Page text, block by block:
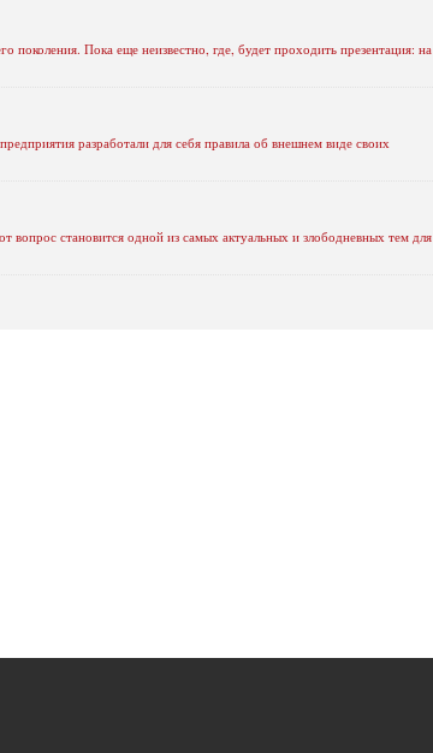
поколения. Пока еще неизвестно, где, будет проходить презентация: на
разработали для себя правила об внешнем виде своих
вопрос становится одной из самых актуальных и злободневных тем для